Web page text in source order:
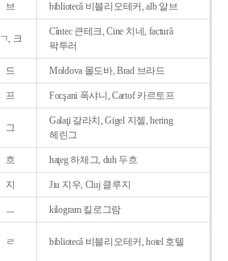
브 bibliotecǎ 비블리오테커, alb 알브
ㄱ, 크
Cîntec 큰테크, Cine 치네, facturǎ
팍투러
드 Moldova 몰도바, Brad 브라드
프 Focşani 폭샤니, Cartof 카르토프
그
Galaţi 갈라치, Gigel 지젤, hering
헤린그
흐 haţeg 하체그, duh 두흐
지 Jiu 지우, Cluj 클루지
ㅡ kilogram 킬로그람
ㄹ bibliotecǎ 비블리오테커, hotel 호텔